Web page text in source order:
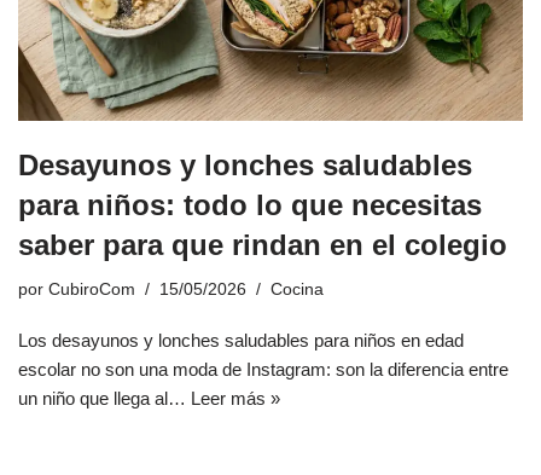
Desayunos y lonches saludables
para niños: todo lo que necesitas
saber para que rindan en el colegio
por CubiroCom 15/05/2026 Cocina
Los desayunos y lonches saludables para niños en edad
escolar no son una moda de Instagram: son la diferencia entre
un niño que llega al… Leer más »